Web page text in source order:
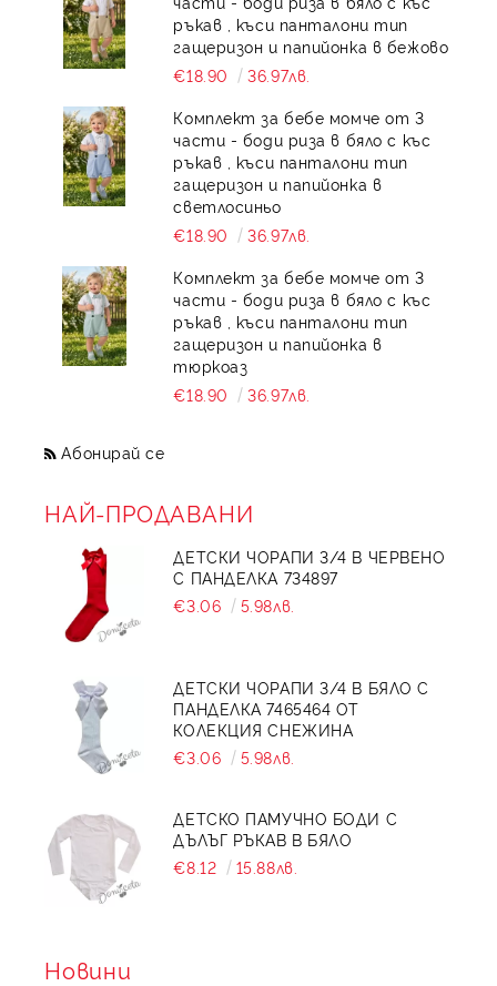
ръкав , къси панталони тип
гащеризон и папийонка в бежово
€18.90
36.97лв.
Комплект за бебе момче от 3
части - боди риза в бяло с къс
ръкав , къси панталони тип
гащеризон и папийонка в
светлосиньо
€18.90
36.97лв.
Комплект за бебе момче от 3
части - боди риза в бяло с къс
ръкав , къси панталони тип
гащеризон и папийонка в
тюркоаз
€18.90
36.97лв.
Абонирай се
НАЙ-ПРОДАВАНИ
ДЕТСКИ ЧОРАПИ 3/4 В ЧЕРВЕНО
С ПАНДЕЛКА 734897
€3.06
5.98лв.
ДЕТСКИ ЧОРАПИ 3/4 В БЯЛО С
ПАНДЕЛКА 7465464 ОТ
КОЛЕКЦИЯ СНЕЖИНА
€3.06
5.98лв.
ДЕТСКО ПАМУЧНО БОДИ С
ДЪЛЪГ РЪКАВ В БЯЛО
€8.12
15.88лв.
Новини